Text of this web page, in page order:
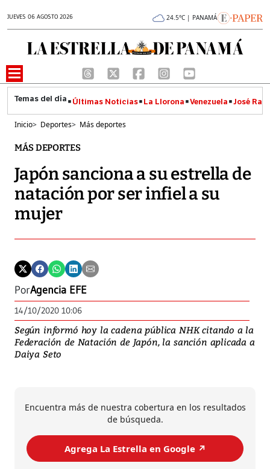
JUEVES 06 AGOSTO 2026 24.5°C | PANAMÁ
Últimas Noticias La Llorona Venezuela José
Inicio> Deportes> Más deportes
MÁS DEPORTES
Japón sanciona a su estrella de
natación por ser infiel a su
mujer
PorAgencia EFE
14/10/2020 10:06
Según informó hoy la cadena pública NHK citando a la
Federación de Natación de Japón, la sanción aplicada a
Daiya Seto
Encuentra más de nuestra cobertura en los resultados
de búsqueda.
Agrega La Estrella en Google ↗️